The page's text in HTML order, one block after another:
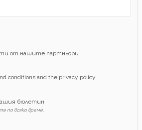
от нашите партньори
conditions and the privacy policy
бюлетин
по всяко време.